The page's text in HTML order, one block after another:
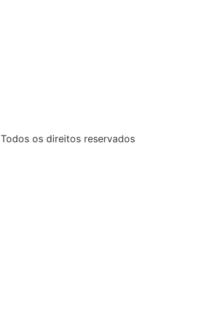
Todos os direitos reservados